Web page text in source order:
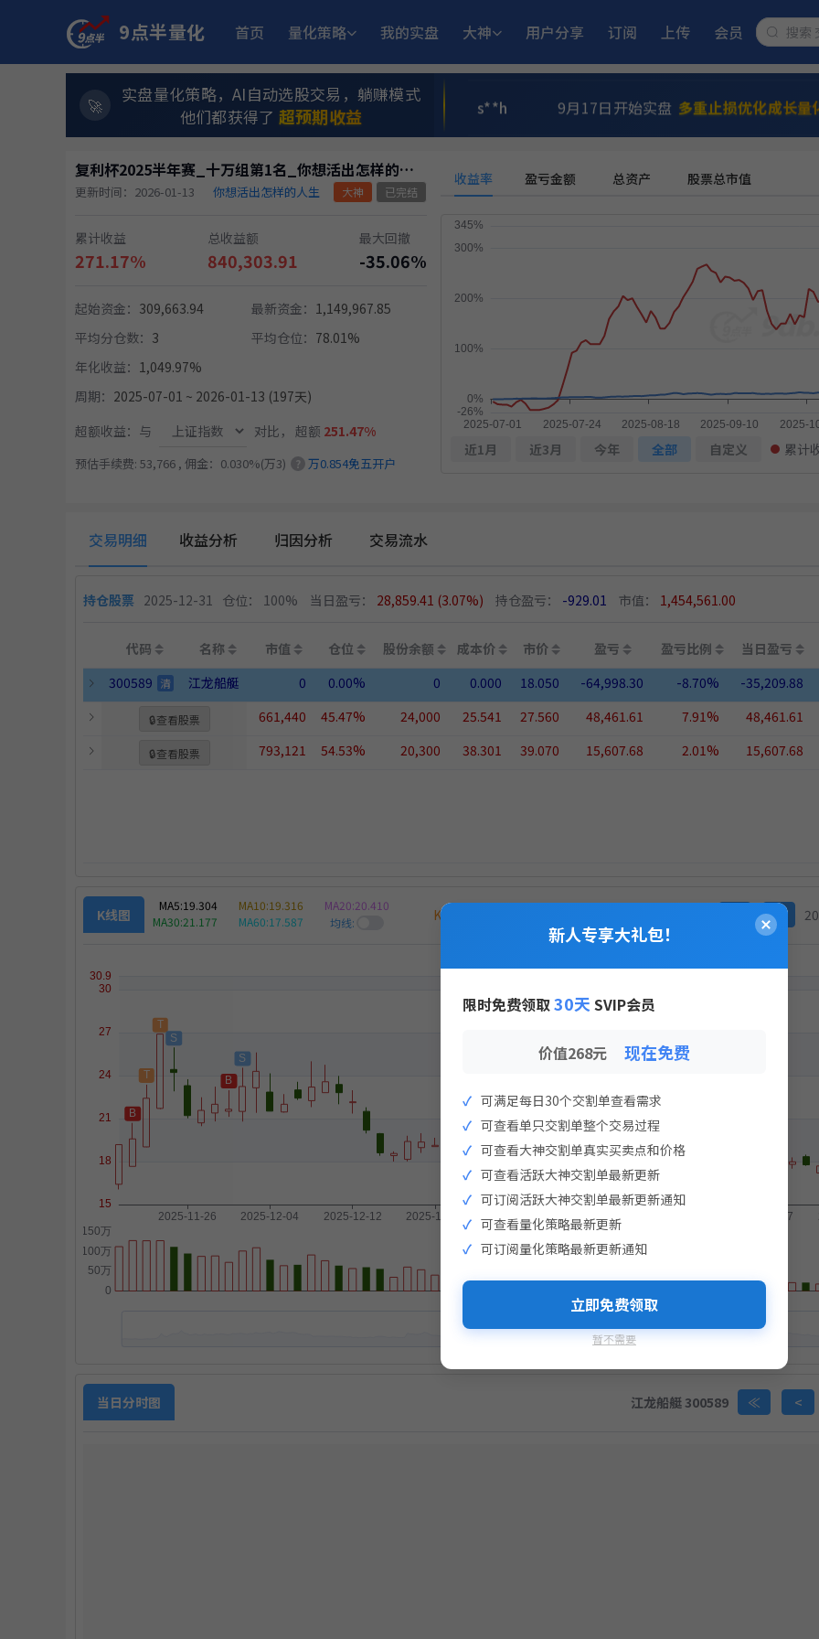
暂无流水记录
策略实盘支付
点击生成支付二维码
生成支付二维码
点击生成支付二维码
生成支付二维码
9点半量化 首页 量化策略 我的实盘 大神 用户分享 订阅 上传 会员
实盘量化策略，AI自动选股交易，躺赚模式
他们都获得了 超预期收益
l**e 6月29日开始实盘 ETF双池平滑动量轮
A**e
9**方 稳健黑马精选量化策略
复利杯2025半年赛_十万组第1名_你想活出怎样的人生
更新时间：2026-01-13 你想活出怎样的人生 大神 已完结
累计收益
271.17%
总收益额
840,303.91
最大回撤
-35.06%
起始资金： 309,663.94 最新资金： 1,149,967.85
平均分仓数： 3 平均仓位： 78.01%
年化收益： 1,049.97%
周期： 2025-07-01 ~ 2026-01-13 (197天)
超额收益：与
对比， 超额 251.47%
预估手续费: 53,766 , 佣金：0.030%(万3) ? 万0.854免五开户
收益率 盈亏金额 总资产 股票总市值
近1月 近3月 今年 全部 自定义 累计
交易明细 收益分析 归因分析 交易流水
持仓股票 2025-12-31 仓位： 100% 当日盈亏： 28,859.41 (3.07%) 持仓盈亏： -929.01 市值： 1,454,561.00
代码 名称 市值 仓位 股份余额 成本价 市价 盈亏 盈亏比例 当日盈亏
300589 清 江龙船艇 0 0.00% 0 0.000 18.050 -64,998.30 -8.70% -35,209.88
🔒查看股票 661,440 45.47% 24,000 25.541 27.560 48,461.61 7.91% 48,461.61
🔒查看股票 793,121 54.53% 20,300 38.301 39.070 15,607.68 2.01% 15,607.68
K线图
MA5:19.304 MA10:19.316 MA20:20.410
MA30:21.177 MA60:17.587 均线: K线价为何与上方持仓价不同？ <
当日分时图 江龙船艇 300589 ≪ <
新人专享大礼包！
限时免费领取30天 SVIP会员
价值268元 现在免费
可满足每日30个交割单查看需求
可查看单只交割单整个交易过程
可查看大神交割单真实买卖点和价格
可查看活跃大神交割单最新更新
可订阅活跃大神交割单最新更新通知
可查看量化策略最新更新
可订阅量化策略最新更新通知
立即免费领取
暂不需要